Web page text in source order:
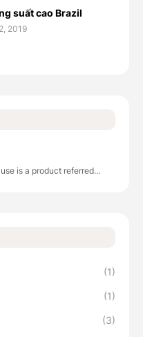
suất cao Brazil
2019
is a product referred...
(1)
(1)
(3)